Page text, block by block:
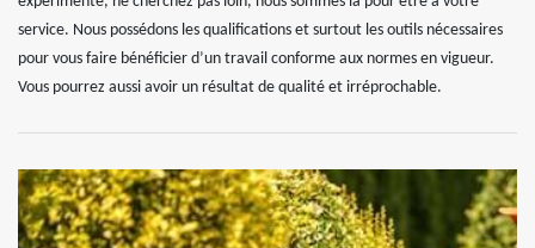
service. Nous possédons les qualifications et surtout les outils nécessaires
pour vous faire bénéficier d’un travail conforme aux normes en vigueur.
Vous pourrez aussi avoir un résultat de qualité et irréprochable.